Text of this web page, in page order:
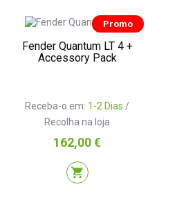
Promo
Fender Quantum LT 4 +
Accessory Pack
Receba-o em: 1-2 Dias /
Recolha na loja
Preço
162,00 €
shopping_cart